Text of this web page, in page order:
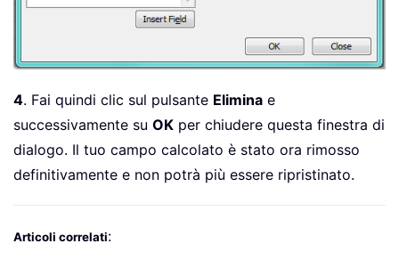
4. Fai quindi clic sul pulsante Elimina e
successivamente su OK per chiudere questa finestra di
dialogo. Il tuo campo calcolato è stato ora rimosso
definitivamente e non potrà più essere ripristinato.
Articoli correlati: